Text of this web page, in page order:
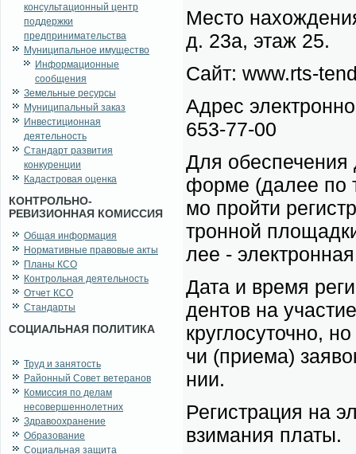
консультационный центр
поддержки
предпринимательства
Муниципальное имущество
Информационные
сообщения
Земельные ресурсы
Муниципальный заказ
Инвестиционная
деятельность
Стандарт развития
конкуренции
Кадастровая оценка
КОНТРОЛЬНО-
РЕВИЗИОННАЯ КОМИССИЯ
Общая информация
Нормативные правовые акты
Планы КСО
Контрольная деятельность
Отчет КСО
Стандарты
СОЦИАЛЬНАЯ ПОЛИТИКА
Труд и занятость
Районный Совет ветеранов
Комиссия по делам
несовершеннолетних
Здравоохранение
Образование
Социальная защита
Ме­сто
д. 23а, этаж 25.
Сайт: www.rts-
Адрес
653-77-00
Для обес­пе­че­ния
фор­ме (да­лее по
мо прой­ти
трон­ной
лее -
Да­та и вре­мя
ден­тов на
круг­ло­су­точ­но,
чи (при­е­ма)
нии.
Ре­ги­стра­ция на
взи­ма­ния пла­ты.